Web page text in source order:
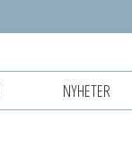
NYHETER